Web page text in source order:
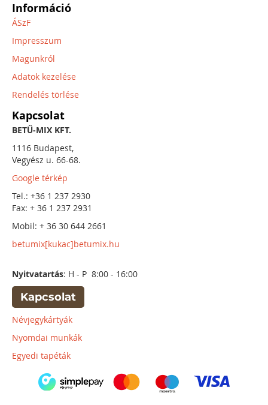
Információ
ÁSzF
Impresszum
Magunkról
Adatok kezelése
Rendelés törlése
Kapcsolat
BETŰ-MIX KFT.
1116 Budapest,
Vegyész u. 66-68.
Google térkép
Tel.: +36 1 237 2930
Fax: + 36 1 237 2931
Mobil: + 36 30 644 2661
betumix[kukac]betumix.hu
Nyitvatartás: H - P 8:00 - 16:00
Kapcsolat
Névjegykártyák
Nyomdai munkák
Egyedi tapéták